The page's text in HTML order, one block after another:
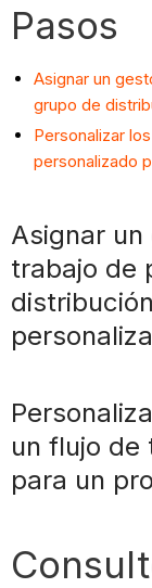
Pasos
Asignar un
grupo de
Personalizar
personalizado
Asignar
trabajo de
un flujo de
para un